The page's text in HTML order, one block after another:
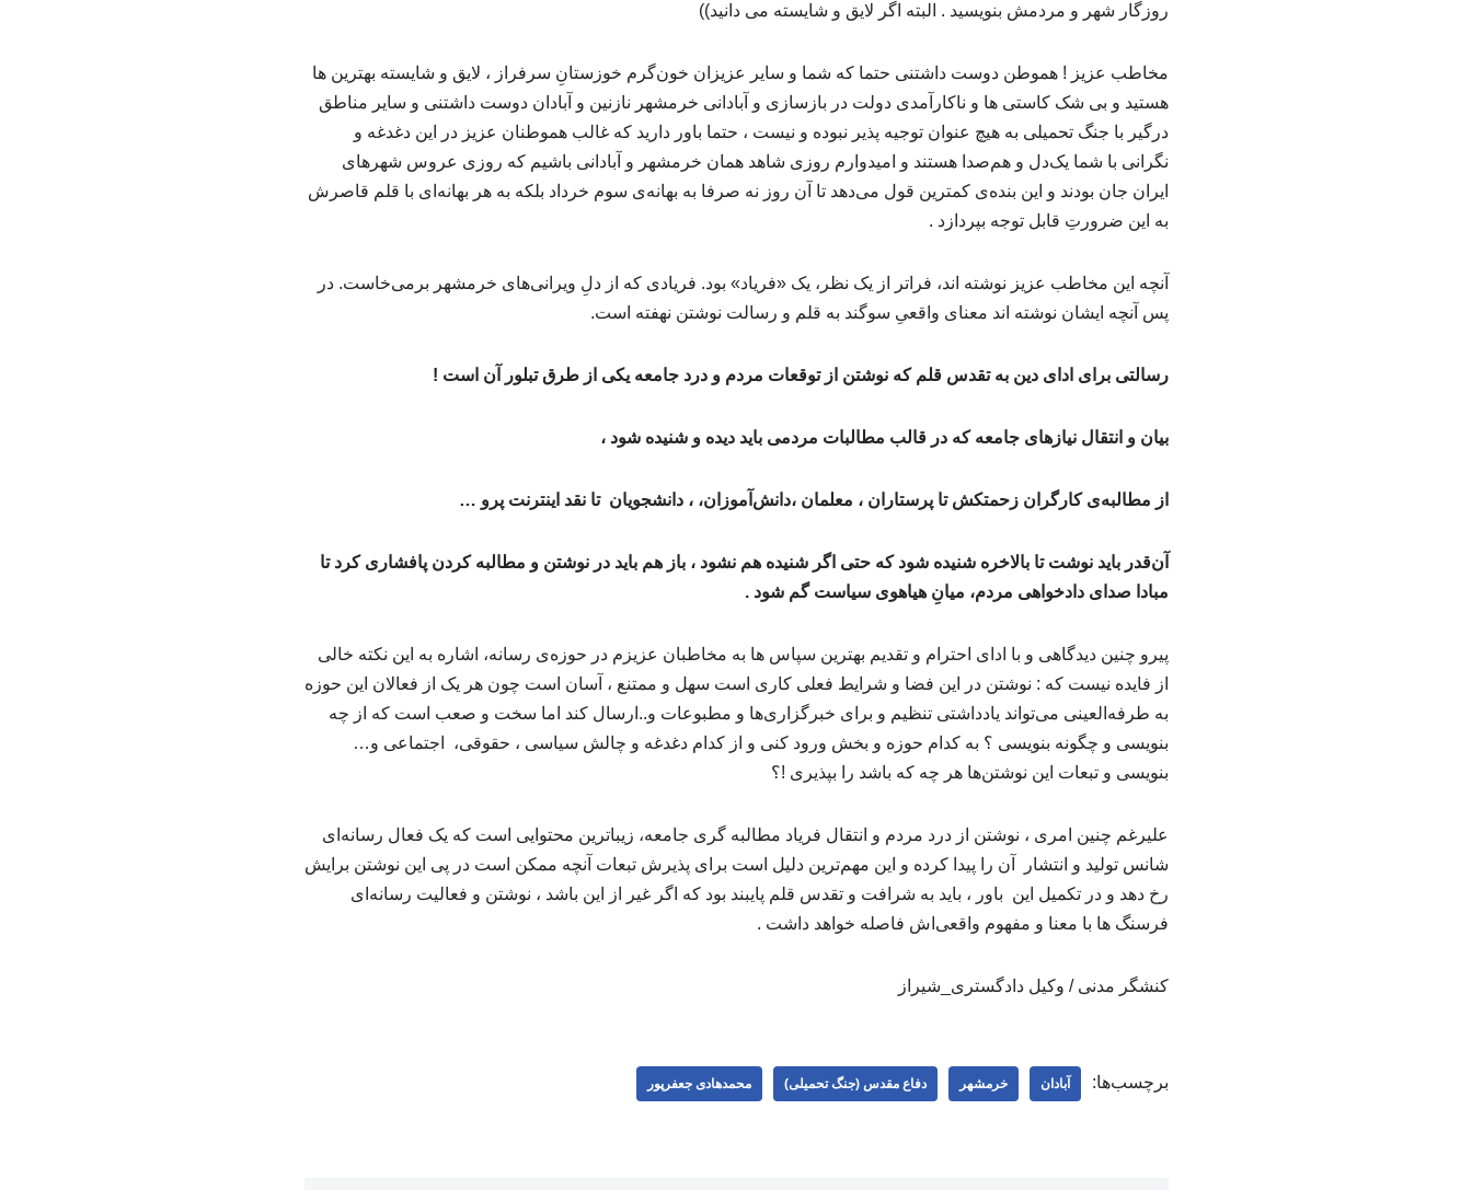
روزگار شهر و مردمش بنویسید . البته اگر لایق و شایسته می دانید))
مخاطب عزیز ! هموطن دوست داشتنی حتما که شما و سایر عزیزان خون‌گرم خوزستانِ سرفراز ، لایق و شایسته بهترین ها
هستید و بی شک کاستی ها و ناکارآمدی دولت در بازسازی و آبادانی خرمشهر نازنین و آبادان دوست داشتنی و سایر مناطق
درگیر با جنگ تحمیلی به هیچ عنوان توجیه پذیر نبوده و نیست ، حتما باور دارید که غالب هموطنان عزیز در این دغدغه و
نگرانی با شما یک‌دل و هم‌صدا هستند و امیدوارم روزی شاهد همان خرمشهر و آبادانی باشیم که روزی عروس شهرهای
ایران جان بودند و این بنده‌ی کمترین قول می‌دهد تا آن روز نه صرفا به بهانه‌ی سوم خرداد بلکه به هر بهانه‌ای با قلم قاصرش
به این ضرورتِ قابل توجه بپردازد .
آنچه این مخاطب عزیز نوشته اند، فراتر از یک نظر، یک «فریاد» بود. فریادی که از دلِ ویرانی‌های خرمشهر برمی‌خاست. در
پس آنچه ایشان نوشته اند معنای واقعیِ سوگند به قلم و رسالت نوشتن نهفته است.
رسالتی برای ادای دین به تقدس قلم که نوشتن از توقعات مردم و درد جامعه یکی از طرق تبلور آن است !
بیان و انتقال نیازهای جامعه که در قالب مطالبات مردمی باید دیده و شنیده شود ،
از مطالبه‌ی کارگران زحمتکش تا پرستاران ، معلمان ،دانش‌آموزان، ، دانشجویان تا نقد اینترنت پرو …
آن‌قدر باید نوشت تا بالاخره شنیده شود که حتی اگر شنیده هم نشود ، باز هم باید در نوشتن و مطالبه کردن پافشاری کرد تا
مبادا صدای دادخواهی مردم، میانِ هیاهوی سیاست گم شود .
پیرو چنین دیدگاهی و با ادای احترام و تقدیم بهترین سپاس ها به مخاطبان عزیزم در حوزه‌ی رسانه، اشاره به این نکته خالی
از فایده نیست که : نوشتن در این فضا و شرایط فعلی کاری است سهل و ممتنع ، آسان است چون هر یک از فعالان این حوزه
به طرفه‌العینی می‌تواند یادداشتی تنظیم و برای خبرگزاری‌ها و مطبوعات و..ارسال کند اما سخت و صعب است که از چه
بنویسی و چگونه بنویسی ؟ به کدام حوزه و بخش ورود کنی و از کدام دغدغه و چالش سیاسی ، حقوقی، اجتماعی و…
بنویسی و تبعات این نوشتن‌ها هر چه که باشد را بپذیری !؟
علیرغم چنین امری ، نوشتن از درد مردم و انتقال فریاد مطالبه گری جامعه، زیباترین محتوایی است که یک فعال رسانه‌ای
شانس تولید و انتشار آن را پیدا کرده و این مهم‌ترین دلیل است برای پذیرش تبعات آنچه ممکن است در پی این نوشتن برایش
رخ دهد و در تکمیل این باور ، باید به شرافت و تقدس قلم پایبند بود که اگر غیر از این باشد ، نوشتن و فعالیت رسانه‌ای
فرسنگ ها با معنا و مفهوم واقعی‌اش فاصله خواهد داشت .
کنشگر مدنی / وکیل دادگستری_شیراز
برچسب‌ها: آبادان خرمشهر دفاع مقدس (جنگ تحمیلی) محمدهادی جعفرپور